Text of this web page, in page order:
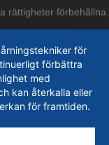
rättigheter förbehållna.
för
förbättra
med
kan återkalla eller
för framtiden.